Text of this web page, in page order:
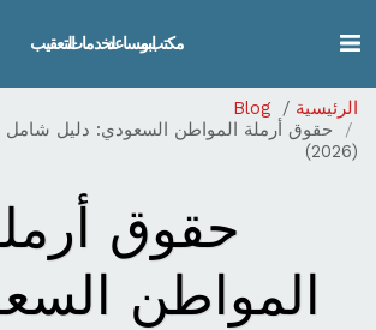
مكتب ابو مساعد لخدمات التعقيب
الرئيسية
Blog
حقوق أرملة المواطن السعودي: دليل شامل
(2026)
حقوق
المواطن